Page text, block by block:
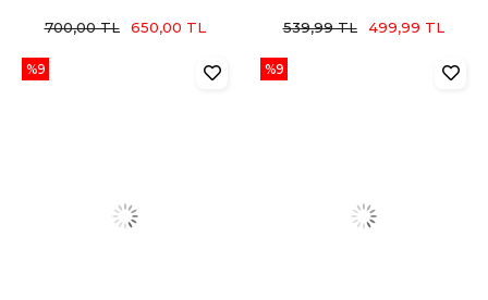
700,00 TL 650,00 TL 539,99 TL 499,99 TL
%9 %9